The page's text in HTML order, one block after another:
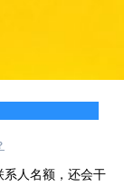
人名额，还会干